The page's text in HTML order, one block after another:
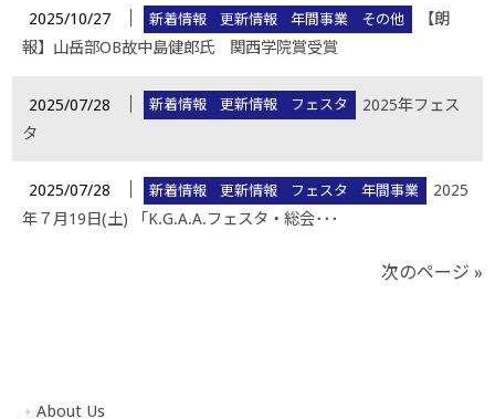
2025/10/27 新着情報 更新情報 年間事業 その他
【朗
報】山岳部OB故中島健郎氏 関西学院賞受賞
2025/07/28 新着情報 更新情報 フェスタ
2025年フェス
タ
2025/07/28 新着情報 更新情報 フェスタ 年間事業
2025
年７月19日(土) 「K.G.A.A.フェスタ・総会･･･
次のページ »
About Us